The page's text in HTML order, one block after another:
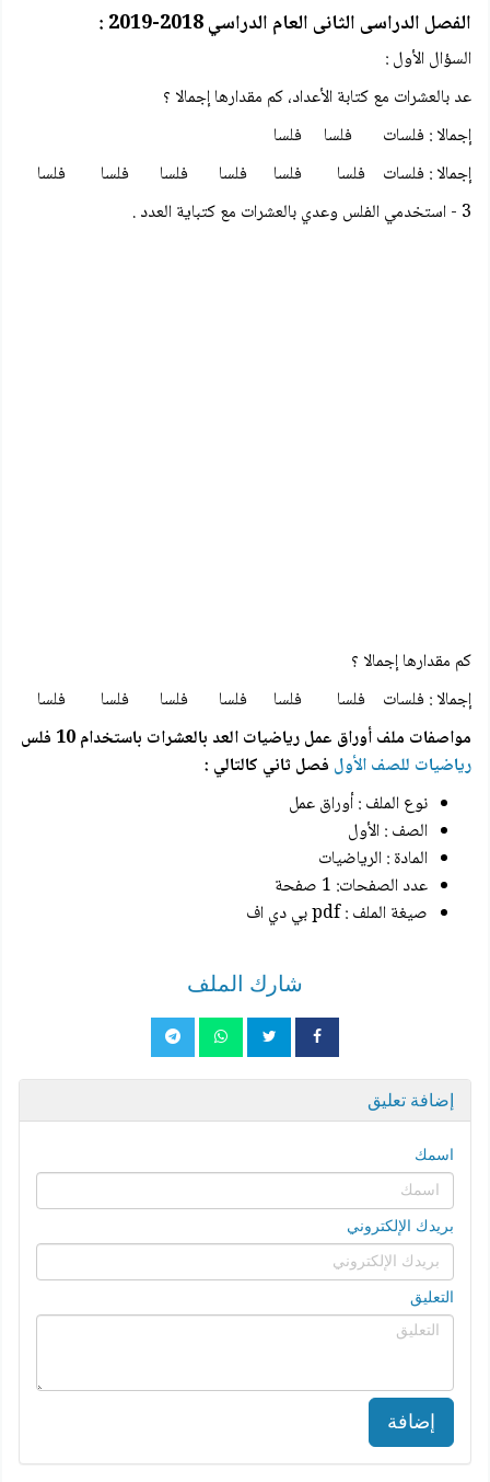
الفصل الدراسى الثانى العام الدراسي 2018-2019 :
السؤال الأول :
عد بالعشرات مع كتابة الأعداد، كم مقدارها إجمالا ؟
إجمالا : فلسات فلسا فلسا
إجمالا : فلسات فلسا فلسا فلسا فلسا فلسا فلسا
3 - استخدمي الفلس وعدي بالعشرات مع كتباية العدد .
كم مقدارها إجمالا ؟
إجمالا : فلسات فلسا فلسا فلسا فلسا فلسا فلسا
مواصفات ملف أوراق عمل رياضيات العد بالعشرات باستخدام 10 فلس
رياضيات للصف الأول فصل ثاني كالتالي :
نوع الملف : أوراق عمل
الصف : الأول
المادة : الرياضيات
عدد الصفحات: 1 صفحة
صيغة الملف : pdf بي دي اف
شارك الملف
إضافة تعليق
اسمك
بريدك الإلكتروني
التعليق
إضافة